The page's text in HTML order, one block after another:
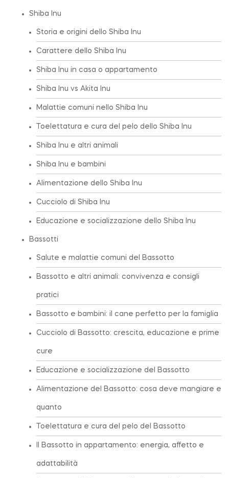
Shiba Inu
Storia e origini dello Shiba Inu
Carattere dello Shiba Inu
Shiba Inu in casa o appartamento
Shiba Inu vs Akita Inu
Malattie comuni nello Shiba Inu
Toelettatura e cura del pelo dello Shiba Inu
Shiba Inu e altri animali
Shiba Inu e bambini
Alimentazione dello Shiba Inu
Cucciolo di Shiba Inu
Educazione e socializzazione dello Shiba Inu
Bassotti
Salute e malattie comuni del Bassotto
Bassotto e altri animali: convivenza e consigli
pratici
Bassotto e bambini: il cane perfetto per la famiglia
Cucciolo di Bassotto: crescita, educazione e prime
cure
Educazione e socializzazione del Bassotto
Alimentazione del Bassotto: cosa deve mangiare e
quanto
Toelettatura e cura del pelo del Bassotto
Il Bassotto in appartamento: energia, affetto e
adattabilità